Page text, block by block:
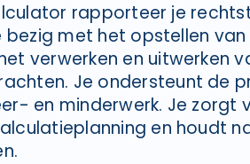
rapporteer je
bezig met het opstellen van
verwerken en uitwerken
Je ondersteunt de
en minderwerk. Je zorgt
en houdt